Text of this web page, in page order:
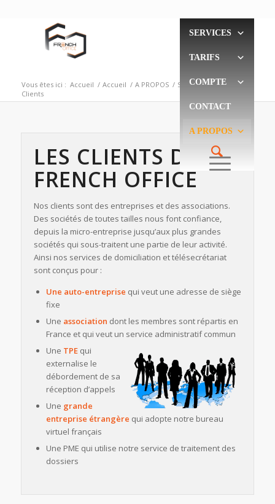
SERVICES
TARIFS
COMPTE
CONTACT
A PROPOS
Vous êtes ici : Accueil / Accueil / A PROPOS / Société /
Clients
LES CLIENTS DE
FRENCH OFFICE
Nos clients sont des entreprises et des associations.
Des sociétés de toutes tailles nous font confiance,
depuis la micro-entreprise jusqu’aux plus grandes
sociétés qui sous-traitent une partie de leur activité.
Ainsi nos services de domiciliation et télésecrétariat
sont conçus pour :
Une auto-entreprise qui veut une adresse de siège
fixe
Une association dont les membres sont répartis en
France et qui veut un service administratif commun
Une TPEqui
externalise le
débordement de sa
réception d’appels
Une grande
entreprise étrangère qui adopte notre bureau
virtuel français
Une PME qui utilise notre service de traitement des
dossiers